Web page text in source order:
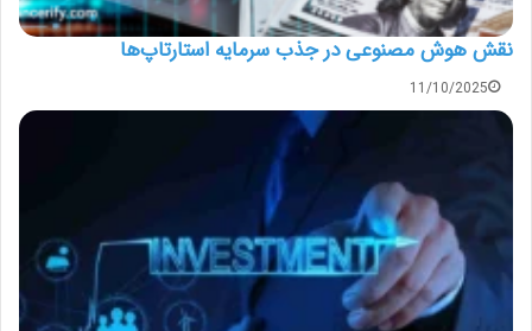
نقش هوش مصنوعی در جذب سرمایه استارتاپ‌ها
11/10/2025